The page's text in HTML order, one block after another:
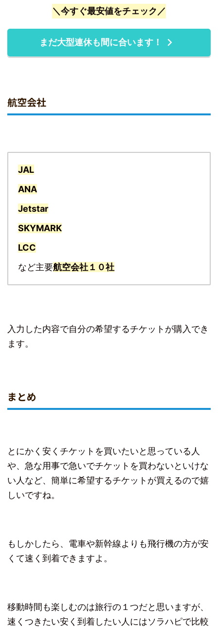
＼今すぐ最安値をチェック／
まだ大型連休も間に合います！
航空会社
JAL
ANA
Jetstar
SKYMARK
LCC
など主要航空会社１０社
入力した内容で自分の希望するチケットが購入でき
ます。
まとめ
とにかく安くチケットを買いたいと思っている人
や、急な用事で急いでチケットを買わないといけな
い人など、簡単に希望するチケットが買えるので嬉
しいですね。
もしかしたら、電車や新幹線よりも飛行機の方が安
くて速く到着できますよ。
移動時間も楽しむのは旅行の１つだと思いますが、
速くつきたい安く到着したい人にはソラハピで比較